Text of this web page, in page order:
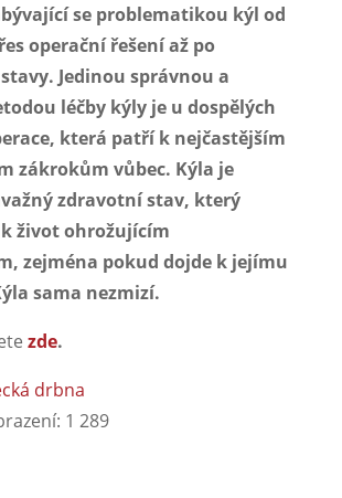
se problematikou kýl od
operační řešení až po
Jedinou správnou a
léčby kýly je u dospělých
která patří k nejčastějším
zákrokům vůbec. Kýla je
zdravotní stav, který
život ohrožujícím
zejména pokud dojde k jejímu
sama nezmizí.
zde.
drbna
1 289